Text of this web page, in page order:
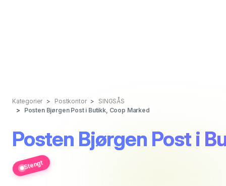
Kategorier Postkontor
SINGSÅS
Posten Bjørgen Post i Butikk, Coop Marked
Posten Bjørgen Post i
Stengt